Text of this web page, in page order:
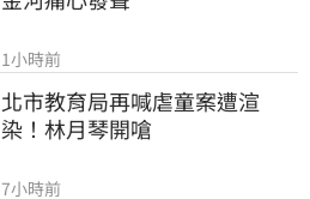
1小時前
北市教育局再喊虐童案遭渲
染！林月琴開嗆
7小時前